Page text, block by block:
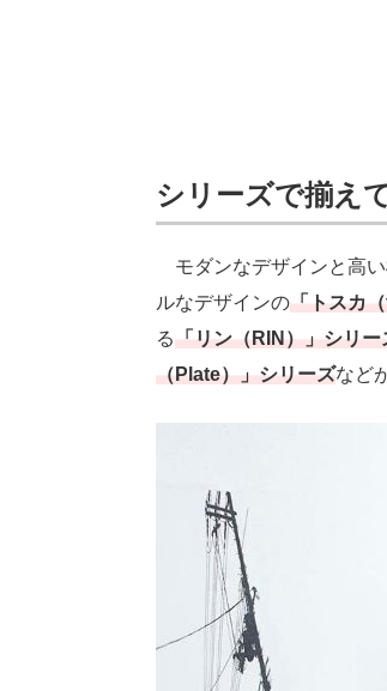
シリーズで揃え
モダンなデザインと高
ルなデザインの「トスカ
る「リン（RIN）」シリー
（Plate）」シリーズなど